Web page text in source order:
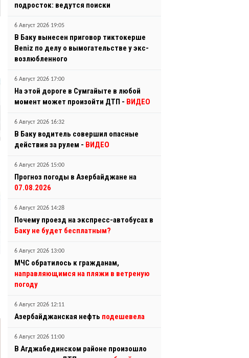
подросток: ведутся поиски
6 Август 2026 19:05
В Баку вынесен приговор тиктокерше
Beniz по делу о вымогательстве у экс-
возлюбленного
6 Август 2026 17:00
На этой дороге в Сумгайыте в любой
момент может произойти ДТП - ВИДЕО
6 Август 2026 16:32
В Баку водитель совершил опасные
действия за рулем - ВИДЕО
6 Август 2026 15:00
Прогноз погоды в Азербайджане на
07.08.2026
6 Август 2026 14:28
Почему проезд на экспресс-автобусах в
Баку не будет бесплатным?
6 Август 2026 13:00
МЧС обратилось к гражданам,
направляющимся на пляжи в ветреную
погоду
6 Август 2026 12:11
Азербайджанская нефть подешевела
6 Август 2026 11:00
В Агджабединском районе произошло